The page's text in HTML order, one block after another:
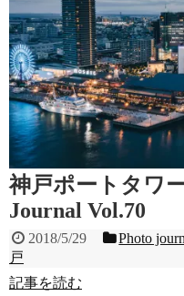
神戸ポートタワ
Journal Vol.70
2018/5/29 Photo
戸
記事を読む